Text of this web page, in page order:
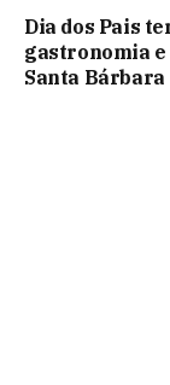
Dia dos Pais
gastronomia e
Santa Bárbara